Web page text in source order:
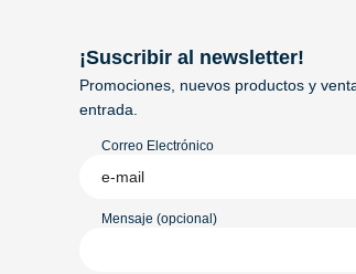
¡Suscribir al newsletter!
Promociones, nuevos productos y
entrada.
Correo Electrónico
Mensaje (opcional)